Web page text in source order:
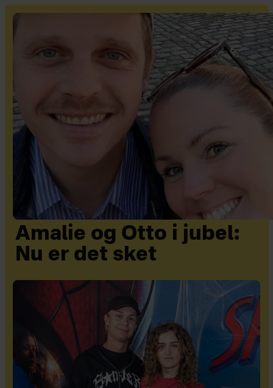
Amalie og Otto i jubel:
Nu er det sket